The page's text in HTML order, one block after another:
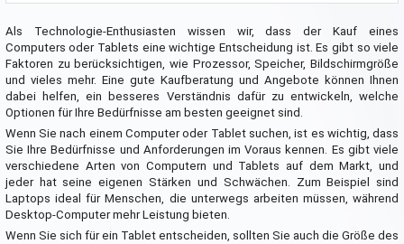
Als Technologie-Enthusiasten wissen wir, dass der Kauf eines
Computers oder Tablets eine wichtige Entscheidung ist. Es gibt so viele
Faktoren zu berücksichtigen, wie Prozessor, Speicher, Bildschirmgröße
und vieles mehr. Eine gute Kaufberatung und Angebote können Ihnen
dabei helfen, ein besseres Verständnis dafür zu entwickeln, welche
Optionen für Ihre Bedürfnisse am besten geeignet sind.
Wenn Sie nach einem Computer oder Tablet suchen, ist es wichtig, dass
Sie Ihre Bedürfnisse und Anforderungen im Voraus kennen. Es gibt viele
verschiedene Arten von Computern und Tablets auf dem Markt, und
jeder hat seine eigenen Stärken und Schwächen. Zum Beispiel sind
Laptops ideal für Menschen, die unterwegs arbeiten müssen, während
Desktop-Computer mehr Leistung bieten.
Wenn Sie sich für ein Tablet entscheiden, sollten Sie auch die Größe des